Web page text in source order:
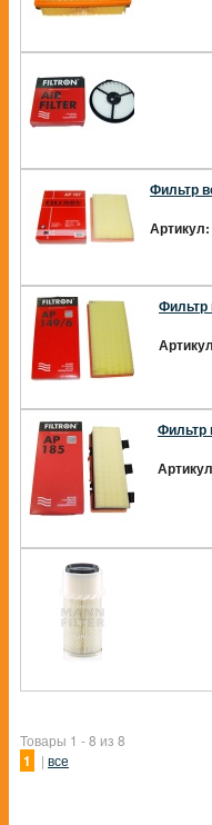
Фильтр
Фильтр
Фильтр
Товары 1 - 8 из 8
1 | все